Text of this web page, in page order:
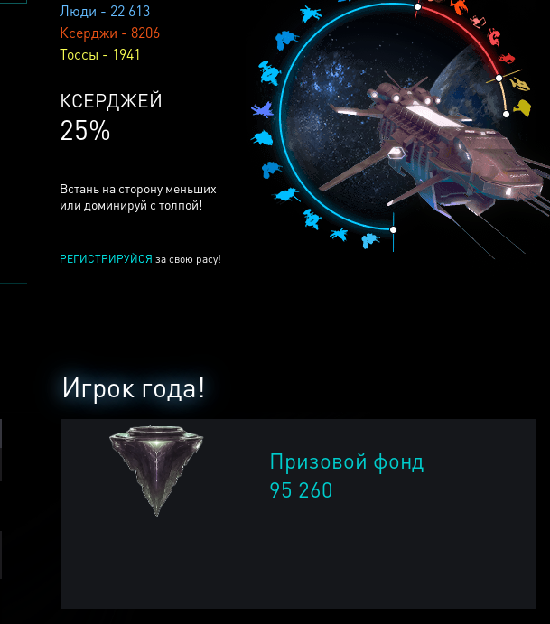
Люди - 22 613
Ксерджи - 8206
Тоссы - 1941
КСЕРДЖЕЙ
25%
Встань на сторону меньших
или доминируй с толпой!
РЕГИСТРИРУЙСЯ за свою расу!
Игрок года!
Призовой фонд
95 260